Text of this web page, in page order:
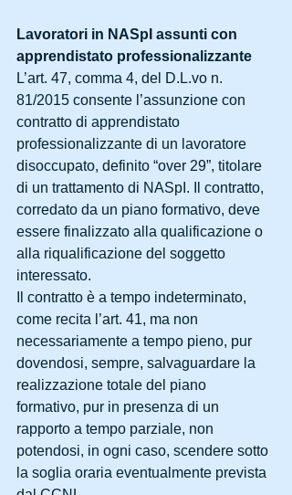
Lavoratori in NASpI assunti con
apprendistato professionalizzante
L’art. 47, comma 4, del D.L.vo n.
81/2015 consente l’assunzione con
contratto di apprendistato
professionalizzante di un lavoratore
disoccupato, definito “over 29”, titolare
di un trattamento di NASpI. Il contratto,
corredato da un piano formativo, deve
essere finalizzato alla qualificazione o
alla riqualificazione del soggetto
interessato.
Il contratto è a tempo indeterminato,
come recita l’art. 41, ma non
necessariamente a tempo pieno, pur
dovendosi, sempre, salvaguardare la
realizzazione totale del piano
formativo, pur in presenza di un
rapporto a tempo parziale, non
potendosi, in ogni caso, scendere sotto
la soglia oraria eventualmente prevista